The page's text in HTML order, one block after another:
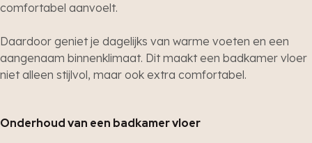
comfortabel aanvoelt.
Daardoor geniet je dagelijks van warme voeten en een
aangenaam binnenklimaat. Dit maakt een badkamer vloer
niet alleen stijlvol, maar ook extra comfortabel.
Onderhoud van een badkamer vloer